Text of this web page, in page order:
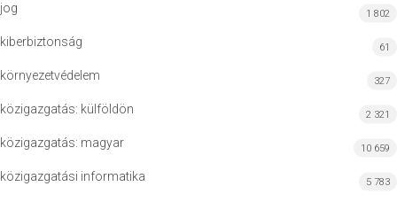
jog 1 802
kiberbiztonság 61
környezetvédelem 327
közigazgatás: külföldön 2 321
közigazgatás: magyar 10 659
közigazgatási informatika 5 783